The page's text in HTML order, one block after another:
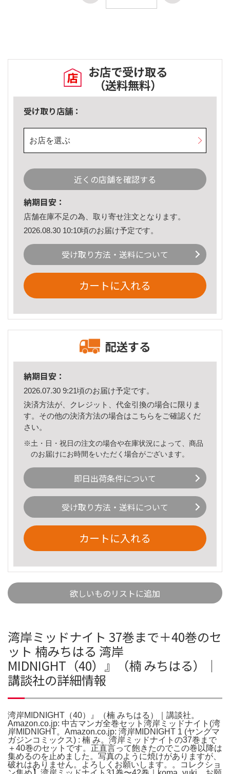
お店で受け取る
（送料無料）
受け取り店舗：
お店を選ぶ
近くの店舗を確認する
納期目安：
店舗在庫不足の為、取り寄せ注文となります。
2026.08.30 10:10頃のお届け予定です。
受け取り方法・送料について
カートに入れる
配送する
納期目安：
2026.07.30 9:21頃のお届け予定です。
決済方法が、クレジット、代金引換の場合に限りま
す。その他の決済方法の場合はこちら をご確認くだ
さい。
※土・日・祝日の注文の場合や在庫状況によって、商品
のお届けにお時間をいただく場合がございます。
即日出荷条件について
受け取り方法・送料について
カートに入れる
欲しいものリストに追加
湾岸ミッドナイト 37巻まで＋40巻のセ
ット 楠みちはる 湾岸
MIDNIGHT（40）』（楠 みちはる）｜
講談社の詳細情報
湾岸MIDNIGHT（40）』（楠 みちはる）｜講談社。
Amazon.co.jp: 中古マンガ全巻セット湾岸ミッドナイト(湾
岸MIDNIGHT。Amazon.co.jp: 湾岸MIDNIGHT 1 (ヤングマ
ガジンコミックス) : 楠 み。湾岸ミッドナイトの37巻まで
＋40巻のセットです。正直言って飽きたのでこの巻以降は
集めるのを止めました。写真のように焼けがありますが、
破れはありません。よろしくお願いします。。コレクショ